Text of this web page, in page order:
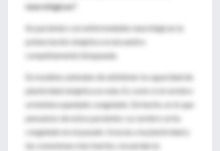
neurológicas?
En pacientes con enfermedades neurológicas la
potenciación sináptica se encuentra
completamente bloqueada.
En modelos animales de alzhéimer la capacidad de
plasticidad sináptica es nula. Es como si el cerebro
se hubiera quedado congelado. De hecho, es lo que
pensamos de estos pacientes: su cerebro se ha
congelado en el pasado. Gracias a la plasticidad y
las conexiones más fuertes, recuerdan la